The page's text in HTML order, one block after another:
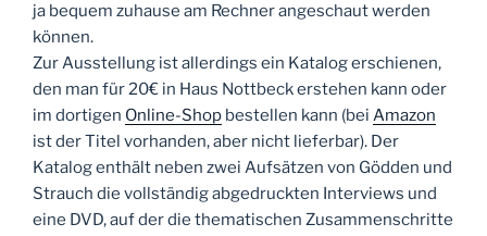
ja bequem zuhause am Rechner angeschaut werden
können.
Zur Ausstellung ist allerdings ein Katalog erschienen,
den man für 20€ in Haus Nottbeck erstehen kann oder
im dortigen Online-Shop bestellen kann (bei Amazon
ist der Titel vorhanden, aber nicht lieferbar). Der
Katalog enthält neben zwei Aufsätzen von Gödden und
Strauch die vollständig abgedruckten Interviews und
eine DVD, auf der die thematischen Zusammenschritte